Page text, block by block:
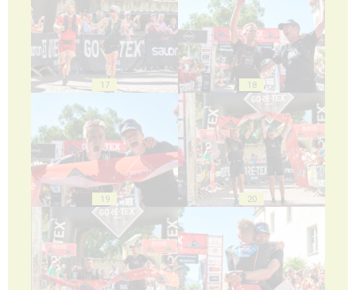
17 18
19 20